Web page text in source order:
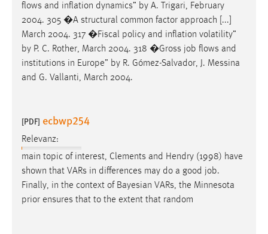
flows and inflation dynamics” by A. Trigari, February
2004. 305 �A structural common factor approach [...]
March 2004. 317 �Fiscal policy and inflation volatility”
by P. C. Rother, March 2004. 318 �Gross job flows and
institutions in Europe” by R. Gómez-Salvador, J. Messina
and G. Vallanti, March 2004.
[PDF] ecbwp254
Relevanz:
main topic of interest, Clements and Hendry (1998) have
shown that VARs in differences may do a good job.
Finally, in the context of Bayesian VARs, the Minnesota
prior ensures that to the extent that random
Zweck:
Wird benötigt um die Chatfunktion nutzen zu können.
Cookie Laufzeit:
MibewSessionID, mibew-chat-frame-style-
5e9dbeb1811c0446 = Sitzungslaufzeit, mibew_locale = 3
Login
Name:
fe_user, be_user, be_lastLoginProvider
Zweck:
Dieser Cookie ist notwendig um sich an der Website
einloggen zu können.